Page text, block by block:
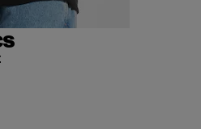
34,99 EUR